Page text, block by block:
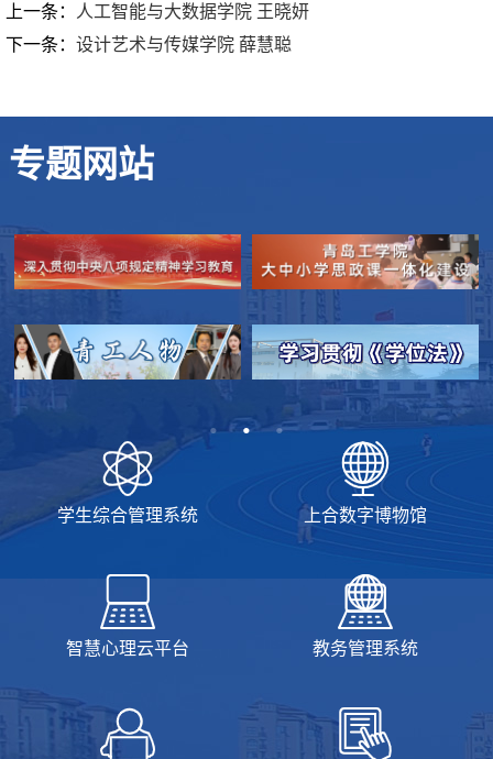
上一条：
人工智能与大数据学院 王晓妍
下一条： 设计艺术与传媒学院 薛慧聪
专题网站
学生综合管理系统 上合数字博物馆
智慧心理云平台 教务管理系统